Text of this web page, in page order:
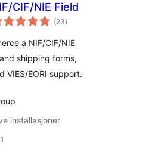
CIF/NIE Field
(23totale
vurderinger
)
a NIF/CIF/NIE
shipping forms,
VIES/EORI support.
installasjoner